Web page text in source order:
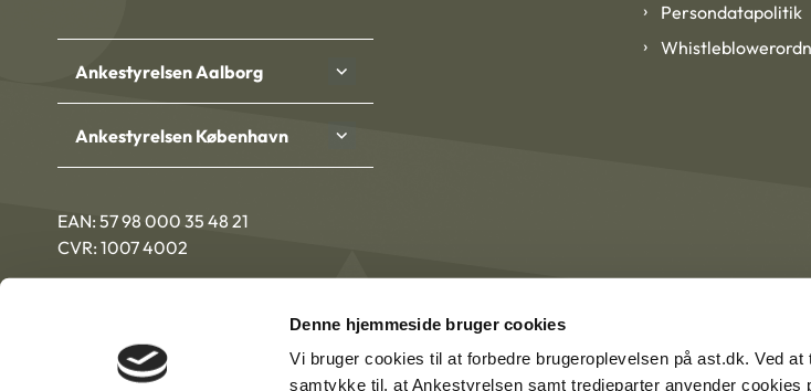
Denne hjemmeside bruger cookies
Vi bruger cookies til at forbedre brugeroplevelsen på ast.dk. Ved
samtykke til, at Ankestyrelsen samt tredjeparter anvender cookies
Ankestyrelsen Aalborg
Ankestyrelsen København
EAN: 57 98 000 35 48 21
CVR: 1007 4002
Persondatapolitik